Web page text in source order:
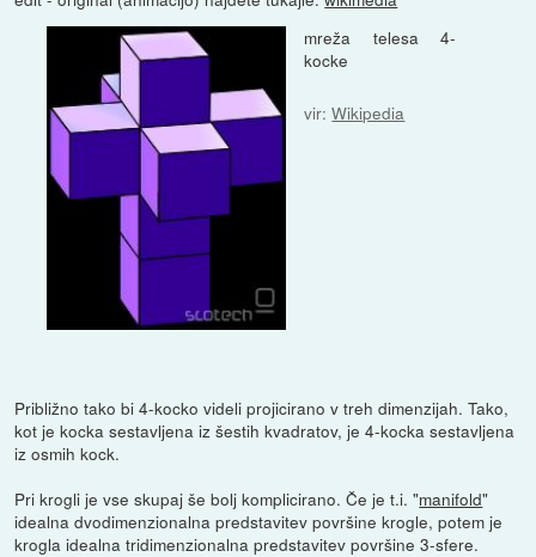
mreža telesa 4-
kocke
vir:Wikipedia
Približno tako bi 4-kocko videli projicirano v treh dimenzijah. Tako,
kot je kocka sestavljena iz šestih kvadratov, je 4-kocka sestavljena
iz osmih kock.
Pri krogli je vse skupaj še bolj komplicirano. Če je t.i. "manifold"
idealna dvodimenzionalna predstavitev površine krogle, potem je
krogla idealna tridimenzionalna predstavitev površine 3-sfere.